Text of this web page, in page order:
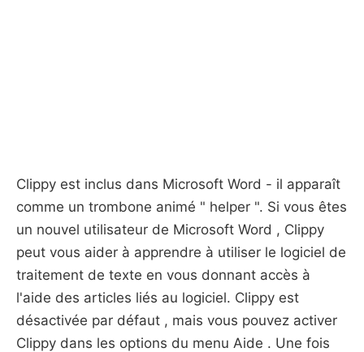
Clippy est inclus dans Microsoft Word - il apparaît
comme un trombone animé " helper ". Si vous êtes
un nouvel utilisateur de Microsoft Word , Clippy
peut vous aider à apprendre à utiliser le logiciel de
traitement de texte en vous donnant accès à
l'aide des articles liés au logiciel. Clippy est
désactivée par défaut , mais vous pouvez activer
Clippy dans les options du menu Aide . Une fois